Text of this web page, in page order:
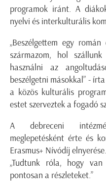
programok iránt. A
nyelvi és interkulturális
„Beszélgettem egy
származom, hol
használni az
beszélgetni másokkal” -
a közös kulturális
estet szerveztek a fogadó
A debreceni
meglepetésként érte és
Erasmus+ Nívódíj
„Tudtunk róla, hogy
pontosan a részleteket.”